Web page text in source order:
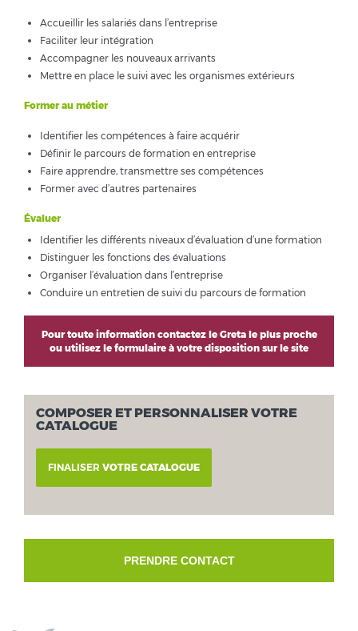
Accueillir les salariés dans l’entreprise
Faciliter leur intégration
Accompagner les nouveaux arrivants
Mettre en place le suivi avec les organismes extérieurs
Former au métier
Identifier les compétences à faire acquérir
Définir le parcours de formation en entreprise
Faire apprendre, transmettre ses compétences
Former avec d’autres partenaires
Évaluer
Identifier les différents niveaux d’évaluation d’une formation
Distinguer les fonctions des évaluations
Organiser l’évaluation dans l’entreprise
Conduire un entretien de suivi du parcours de formation
Pour toute information contactez le Greta le plus proche
ou utilisez le formulaire à votre disposition sur le site
COMPOSER ET PERSONNALISER VOTRE
CATALOGUE
FINALISER VOTRE CATALOGUE
PRENDRE CONTACT